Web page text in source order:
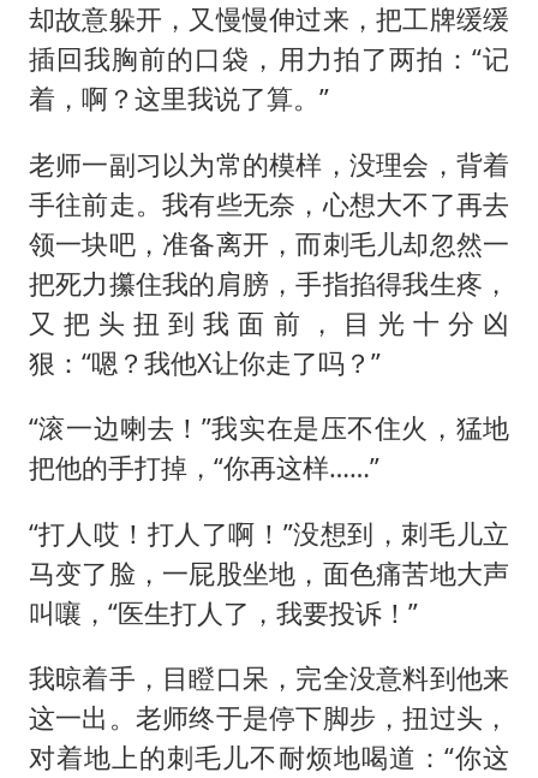
却故意躲开，又慢慢伸过来，把工牌缓缓
插回我胸前的口袋，用力拍了两拍：“记
着，啊？这里我说了算。”
老师一副习以为常的模样，没理会，背着
手往前走。我有些无奈，心想大不了再去
领一块吧，准备离开，而刺毛儿却忽然一
把死力攥住我的肩膀，手指掐得我生疼，
又把头扭到我面前，目光十分凶
狠：“嗯？我他X让你走了吗？”
“滚一边喇去！”我实在是压不住火，猛地
把他的手打掉，“你再这样……”
“打人哎！打人了啊！”没想到，刺毛儿立
马变了脸，一屁股坐地，面色痛苦地大声
叫嚷，“医生打人了，我要投诉！”
我晾着手，目瞪口呆，完全没意料到他来
这一出。老师终于是停下脚步，扭过头，
对着地上的刺毛儿不耐烦地喝道：“你这